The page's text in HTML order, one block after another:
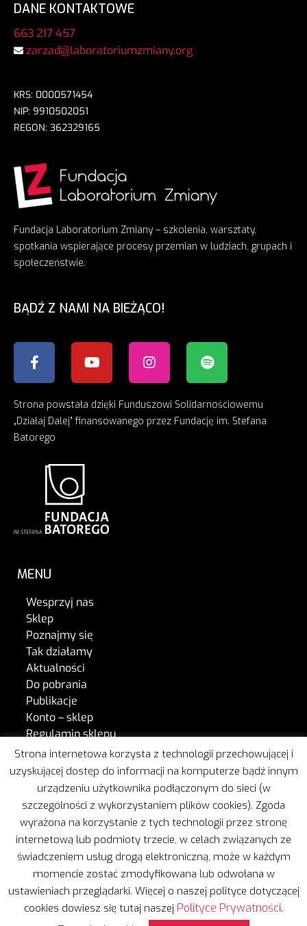
Fundacja Laboratorium Zmiany – szkolenia, warsztaty,
spotkania wspierające procesy przemian w ludziach, grupach i
społeczeństwie.
BĄDŹ Z NAMI NA BIEŻĄCO!
Strona powstała dzięki Funduszowi Solidarnościowemu
„Działaj Dalej” finansowanego przez Fundację im. Stefana
Batorego
MENU
Wesprzyj nas
Sklep
Poznajmy się
Tak działamy
Aktualności
Do pobrania
Publikacje
Konto – sklep
Regulamin sklepu
Kontakt
W naszej pracy wspiera nas Freshmail.
DANE KONTAKTOWE
663 217 457
zarzad@laboratoriumzmiany.org
KRS: 0000571454
NIP: 9910502051
REGON: 362329165
Copyright © 2020 | Wszelkie prawa zastrzeżone
Projekt i realizacja:Leżę i Pracuję
Strona internetowa korzysta z technologii przechowującej i
uzyskującej dostęp do informacji na komputerze bądź innym
urządzeniu użytkownika podłączonym do sieci (w
szczególności z wykorzystaniem plików cookies). Zgoda
wyrażona na korzystanie z tych technologii przez stronę
internetową lub podmioty trzecie, w celach związanych ze
świadczeniem usług drogą elektroniczną, może w każdym
momencie zostać zmodyfikowana lub odwołana w
ustawieniach przeglądarki. Więcej o naszej polityce dotyczącej
cookies dowiesz się tutaj naszej Polityce Prywatności.